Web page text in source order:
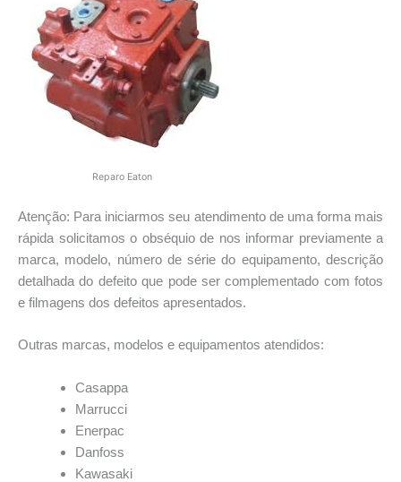
Reparo Eaton
Atenção: Para iniciarmos seu atendimento de uma forma mais
rápida solicitamos o obséquio de nos informar previamente a
marca, modelo, número de série do equipamento, descrição
detalhada do defeito que pode ser complementado com fotos
e filmagens dos defeitos apresentados.
Outras marcas, modelos e equipamentos atendidos:
Casappa
Marrucci
Enerpac
Danfoss
Kawasaki